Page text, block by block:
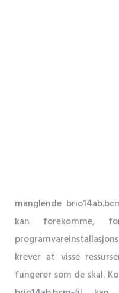
manglende
kan forekomme,
krever at visse
fungerer som de skal.